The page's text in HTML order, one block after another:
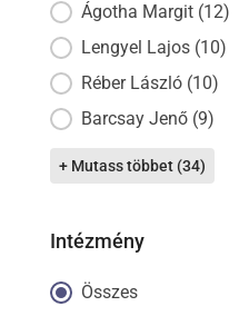
Ágotha Margit (12)
Lengyel Lajos (10)
Réber László (10)
Barcsay Jenő (9)
+ Mutass többet (34)
Intézmény
Intézmény
Összes